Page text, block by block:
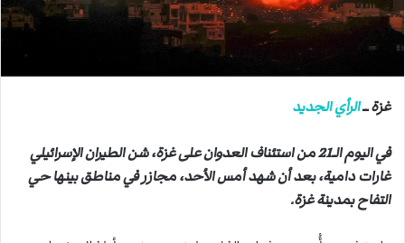
ت
ر
ا
غزة ــالرأي الجديد
في اليوم الـ21 من استئناف العدوان على غزة، شن الطيران الإسرائيلي
غارات دامية، بعد أن شهد أمس الأحد، مجازر في مناطق بينها حي
التفاح بمدينة غزة.